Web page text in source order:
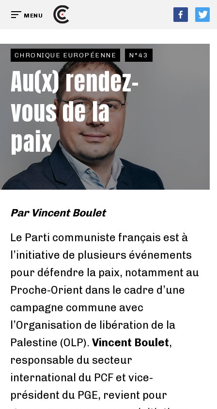
MENU
CHRONIQUE EUROPÉENNE N°43
Au(x) rendez-
vous de la
paix
Par Vincent Boulet
Le Parti communiste français est à
l’initiative de plusieurs événements
pour défendre la paix, notamment au
Proche-Orient dans le cadre d’une
campagne commune avec
l’Organisation de libération de la
Palestine (OLP). Vincent Boulet,
responsable du secteur
international du PCF et vice-
président du PGE, revient pour